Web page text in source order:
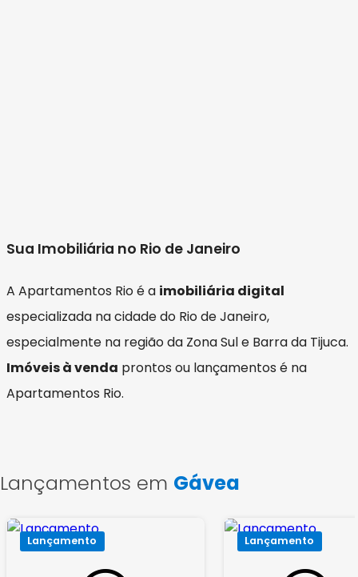
Sua Imobiliária no Rio de Janeiro
A Apartamentos Rio é a imobiliária digital
especializada na cidade do Rio de Janeiro,
especialmente na região da Zona Sul e Barra da Tijuca.
Imóveis à venda prontos ou lançamentos é na
Apartamentos Rio.
Lançamentos em Gávea
Lançamento Lançamento